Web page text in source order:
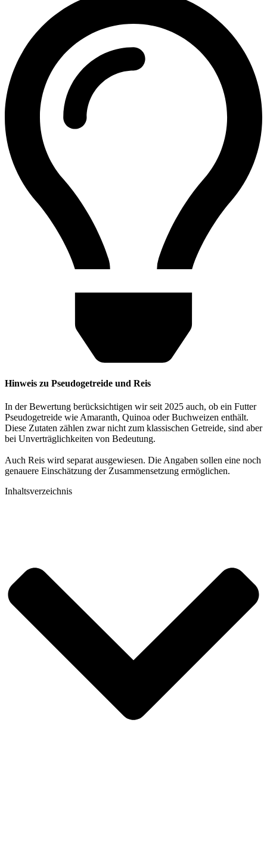
Hinweis zu Pseudogetreide und Reis
In der Bewertung berücksichtigen wir seit 2025 auch, ob ein Futter
Pseudogetreide wie Amaranth, Quinoa oder Buchweizen enthält.
Diese Zutaten zählen zwar nicht zum klassischen Getreide, sind aber
bei Unverträglichkeiten von Bedeutung.
Auch Reis wird separat ausgewiesen. Die Angaben sollen eine noch
genauere Einschätzung der Zusammensetzung ermöglichen.
Inhaltsverzeichnis​